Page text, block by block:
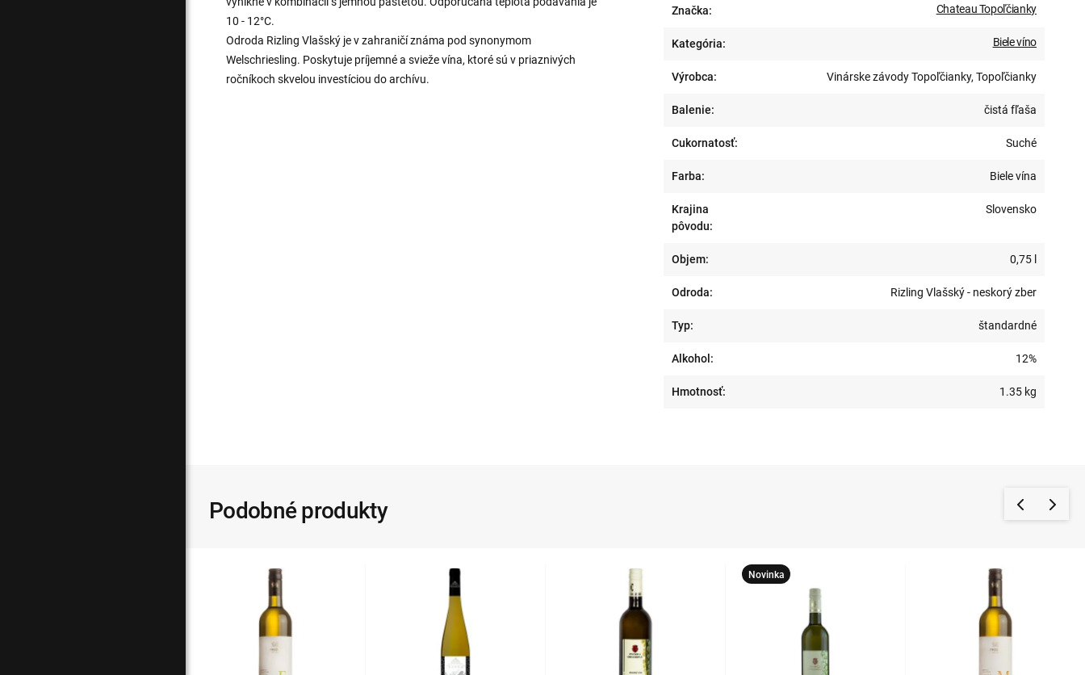
Značka: Chateau Topoľčianky
Kategória: Biele víno
Výrobca: Vinárske závody Topoľčianky, Topoľčianky
Balenie: čistá fľaša
Cukornatosť: Suché
Farba: Biele vína
Krajina
pôvodu:
Slovensko
Objem: 0,75 l
Odroda: Rizling Vlašský - neskorý zber
Typ: štandardné
Alkohol: 12%
Hmotnosť: 1.35 kg
10 - 12°C.
Odroda Rizling Vlašský je v zahraničí známa pod synonymom
Welschriesling. Poskytuje príjemné a svieže vína, ktoré sú v priaznivých
ročníkoch skvelou investíciou do archívu.
Podobné produkty
Novinka